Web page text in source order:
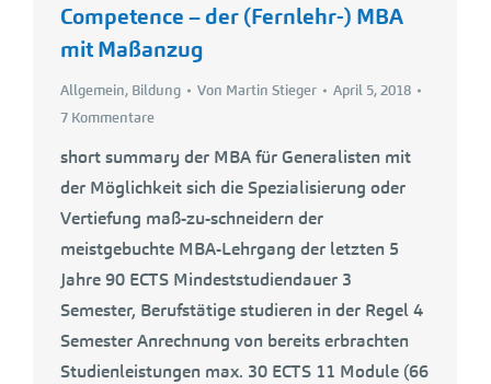
Competence – der (Fernlehr-) MBA
mit Maßanzug
Allgemein, Bildung Von Martin Stieger
April 5, 2018
7 Kommentare
short summary der MBA für Generalisten mit
der Möglichkeit sich die Spezialisierung oder
Vertiefung maß-zu-schneidern der
meistgebuchte MBA-Lehrgang der letzten 5
Jahre 90 ECTS Mindeststudiendauer 3
Semester, Berufstätige studieren in der Regel 4
Semester Anrechnung von bereits erbrachten
Studienleistungen max. 30 ECTS 11 Module (66